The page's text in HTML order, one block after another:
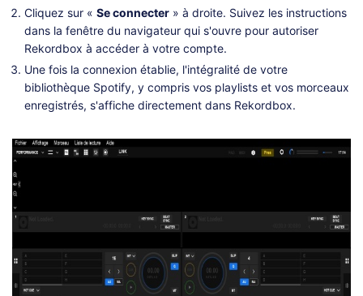
Cliquez sur « Se connecter » à droite. Suivez les instructions
dans la fenêtre du navigateur qui s'ouvre pour autoriser
Rekordbox à accéder à votre compte.
Une fois la connexion établie, l'intégralité de votre
bibliothèque Spotify, y compris vos playlists et vos morceaux
enregistrés, s'affiche directement dans Rekordbox.